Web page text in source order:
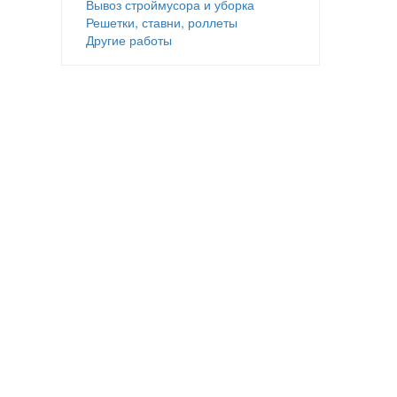
Вывоз строймусора и уборка
Решетки, ставни, роллеты
Другие работы